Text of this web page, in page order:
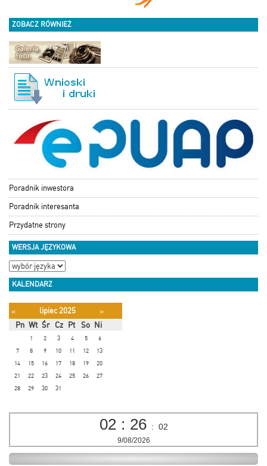
ZOBACZ RÓWNIEŻ
Poradnik inwestora
Poradnik interesanta
Przydatne strony
WERSJA JĘZYKOWA
KALENDARZ
« lipiec 2025
»
Pn Wt Śr Cz Pt So Ni
1 2 3 4 5
6
7
8 9 10 11 12
13
14
15 16 17 18 19
20
21
22 23 24 25 26
27
28
29 30 31
02 : 26 : 03
9/08/2026